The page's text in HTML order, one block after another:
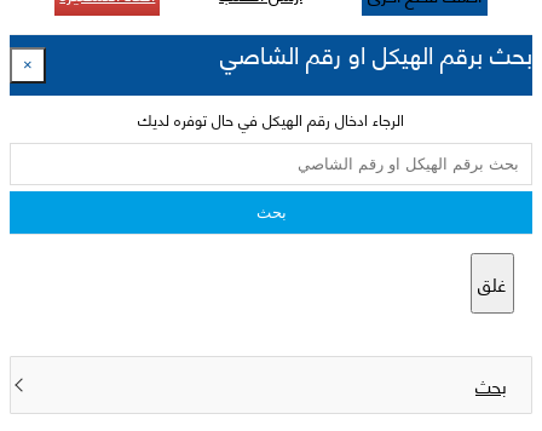
بحث برقم الهيكل او رقم الشاصي ×
الرجاء ادخال رقم الهيكل في حال توفره لديك
بحث
غلق
بحث